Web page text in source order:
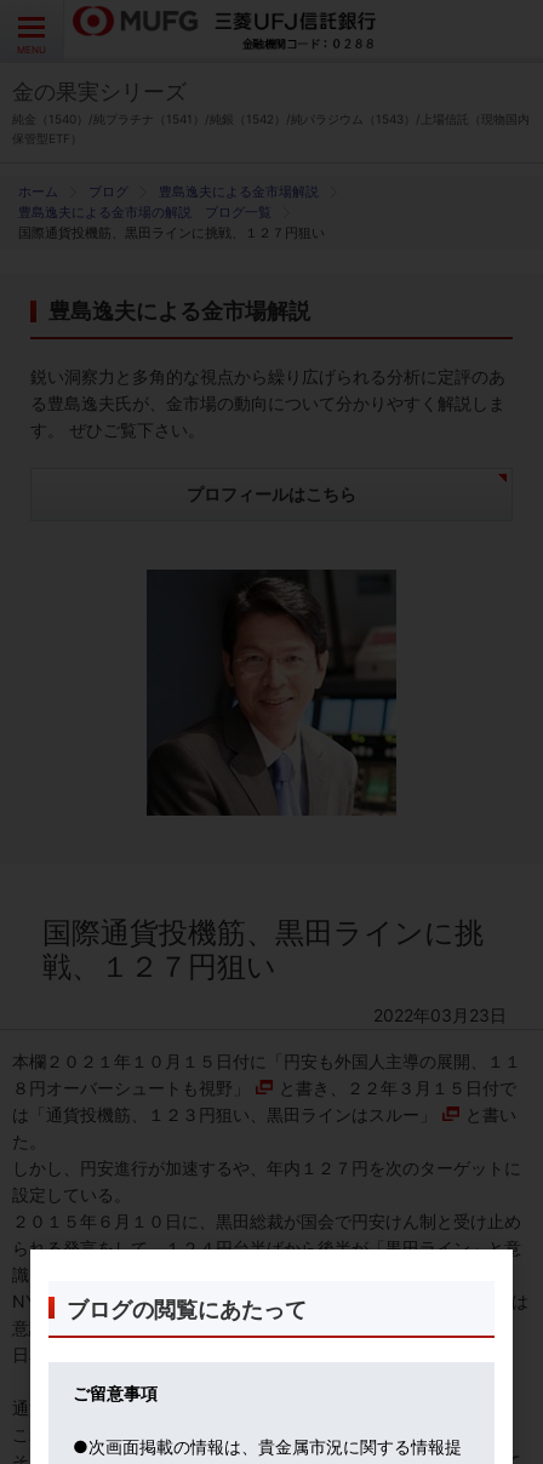
CLOSE
MENU
ブログ
豊島逸夫による金市場解説
豊島逸夫による金市場の解説 ブログ一覧
国際通貨投機筋、黒田ラインに挑戦、１２７円狙い
豊島逸夫による金市場解説
鋭い洞察力と多角的な視点から繰り広げられる分析に定評のあ
る豊島逸夫氏が、金市場の動向について分かりやすく解説しま
す。 ぜひご覧下さい。
プロフィールはこちら
国際通貨投機筋、黒田ラインに挑
戦、１２７円狙い
2022年03月23日
本欄２０２１年１０月１５日付に
「円安も外国人主導の展開、１１
８円オーバーシュートも視野」
と書き、２２年３月１５日付で
は
「通貨投機筋、１２３円狙い、黒田ラインはスルー」
と書い
た。
しかし、円安進行が加速するや、年内１２７円を次のターゲットに
設定している。
２０１５年６月１０日に、黒田総裁が国会で円安けん制と受け止め
られる発言をして、１２４円台半ばから後半が「黒田ライン」と意
識されてきた経緯がある。
NY外為市場の騒然としたトレーディング現場では、実質実効相場は
意識されず、ひたすら名目レートを追っている。
日本経済に関する知見も薄い。
通貨投機筋の顔ぶれも変わった。
これまでは短期筋中心で、売買回転も速かった。
金の果実シリーズ
純金（1540）/純プラチナ（1541）/純銀（1542）/純パラジウム（1543）/上場信託（現物国内
保管型ETF）
金の果実シリーズとは
特徴とメリット
各種お手続き
ブログ
よくあるご質問 お問い合わせ
ブログの閲覧にあたって
ご留意事項
●次画面掲載の情報は、貴金属市況に関する情報提